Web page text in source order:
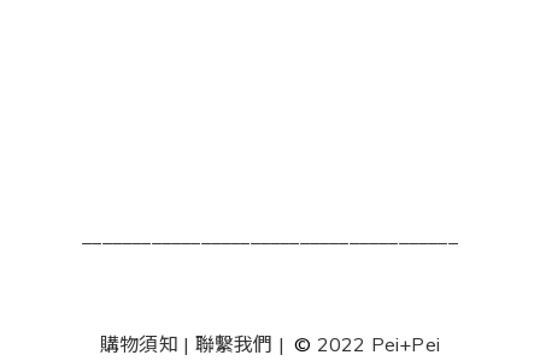
購物須知 | 聯繫我們 |© 2022 Pei+Pei